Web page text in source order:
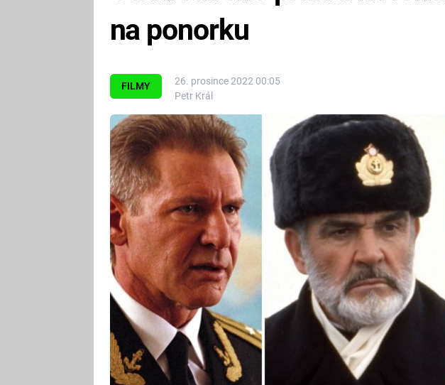
FILMY
26. prosince 2022 00:05
Petr Král
na ponorku